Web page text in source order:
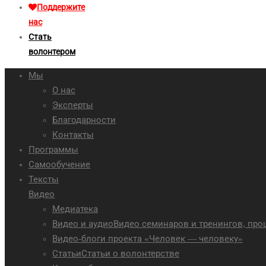
Поддержите
нас
Стать
волонтером
Мы
О нас
Эксперты
Благодарности
Контакты
Программы
Самообучение
Тексты
Видео
Медиатека
Видео и аудиоВидео семинаров и тренингов,
Видео-блоги проекта «Человек — человеку»
СтатьиСтатьи о волонтерстве